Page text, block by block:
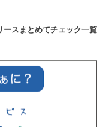
ースまとめてチェック一覧